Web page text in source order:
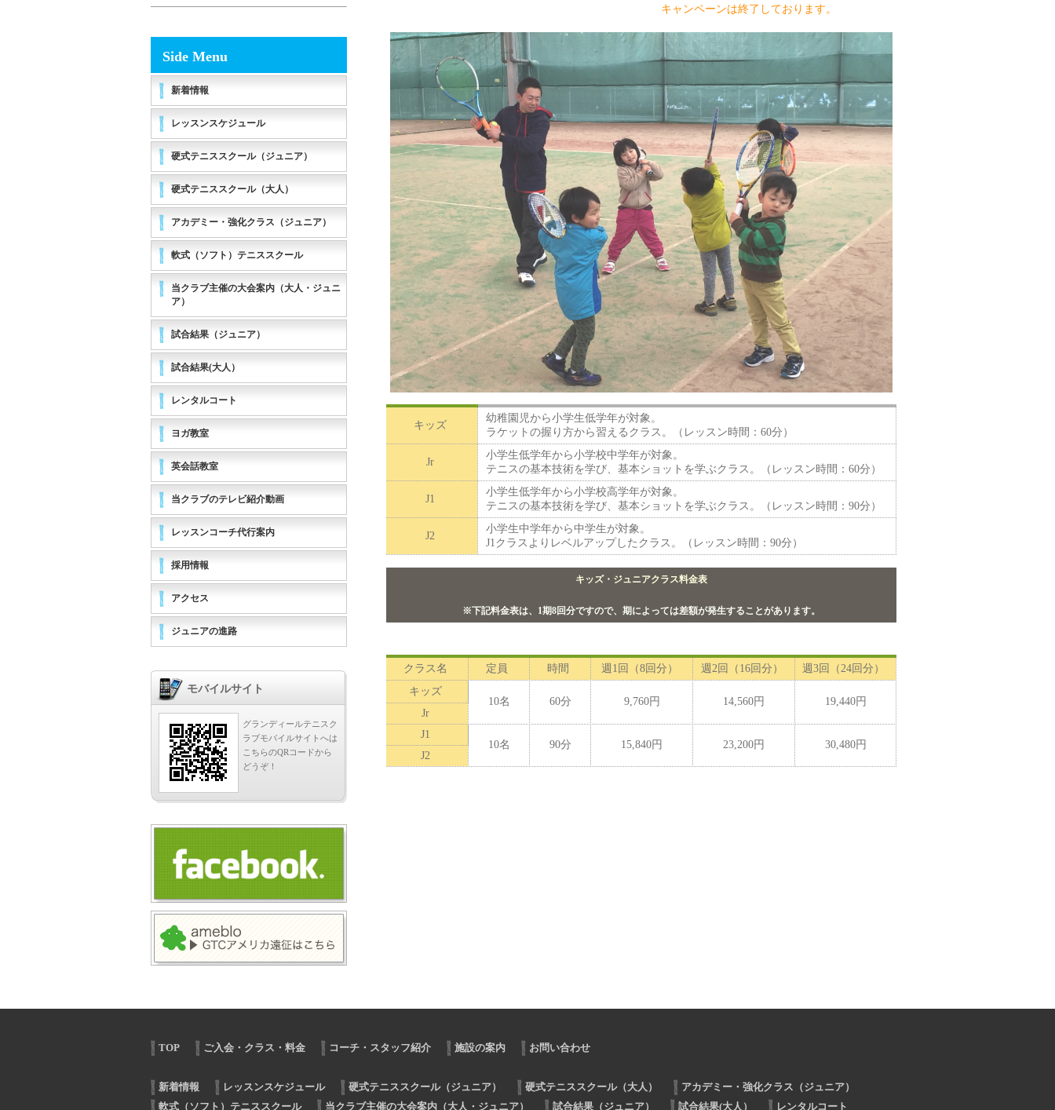
キャンペーンは終了しております。
キッズ
幼稚園児から小学生低学年が対象。
ラケットの握り方から習えるクラス。（レッスン時間：60分）
Jr
小学生低学年から小学校中学年が対象。
テニスの基本技術を学び、基本ショットを学ぶクラス。（レッスン時間：60分）
J1
小学生低学年から小学校高学年が対象。
テニスの基本技術を学び、基本ショットを学ぶクラス。（レッスン時間：90分）
J2
小学生中学年から中学生が対象。
J1クラスよりレベルアップしたクラス。（レッスン時間：90分）
キッズ・ジュニアクラス料金表
※下記料金表は、1期8回分ですので、期によっては差額が発生することがあります。
クラス名 定員 時間 週1回（8回分） 週2回（16回分）
週3回（24回分）
キッズ
10名
60分 9,760円 14,560円
19,440円
Jr
J1
10名
90分 15,840円 23,200円
30,480円
J2
Side Menu
新着情報
レッスンスケジュール
硬式テニススクール（ジュニア）
硬式テニススクール（大人）
アカデミー・強化クラス（ジュニア）
軟式（ソフト）テニススクール
当クラブ主催の大会案内（大人・ジュニ
ア）
試合結果（ジュニア）
試合結果(大人）
レンタルコート
ヨガ教室
英会話教室
当クラブのテレビ紹介動画
レッスンコーチ代行案内
採用情報
アクセス
ジュニアの進路
モバイルサイト
グランディールテニスク
ラブモバイルサイトへは
こちらのQRコードから
どうぞ！
TOP ご入会・クラス・料金 コーチ・スタッフ紹介 施設の案内 お問い合わせ
新着情報 レッスンスケジュール 硬式テニススクール（ジュニア） 硬式テニススクール（大人）
アカデミー・強化クラス（ジュニア）
軟式（ソフト）テニススクール
当クラブ主催の大会案内（大人・ジュニア） 試合結果（ジュニア） 試合結果(大人） レンタルコート